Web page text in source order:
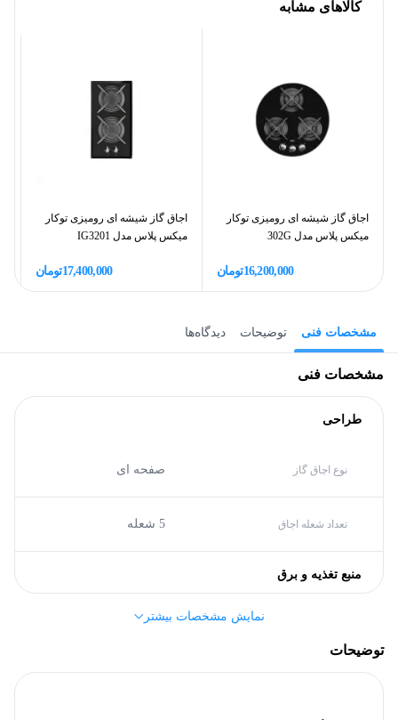
کالاهای مشابه
اجاق گاز شیشه ای رومیزی توکار
میکس پلاس مدل 302G
16,200,000تومان
اجاق گاز شیشه ای رومیزی توکار
میکس پلاس مدل IG3201
17,400,000تومان
مشخصات فنی توضیحات دیدگاه‌ها
مشخصات فنی
طراحی
نوع اجاق گاز صفحه ای
تعداد شعله اجاق 5 شعله
منبع تغذیه و برق
B
مشخصات کلی
نمایش مشخصات بیشتر
توضیحات